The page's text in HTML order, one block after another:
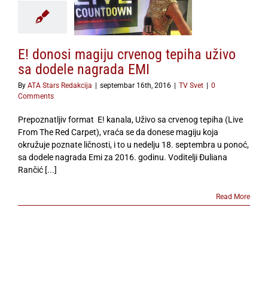
nagrada EMI
E! donosi magiju crvenog tepiha uživo
sa dodele nagrada EMI
By ATA Stars Redakcija septembar 16th, 2016 TV Svet
0
Comments
Prepoznatljiv format E! kanala, Uživo sa crvenog tepiha (Live
From The Red Carpet), vraća se da donese magiju koja
okružuje poznate ličnosti, i to u nedelju 18. septembra u ponoć,
sa dodele nagrada Emi za 2016. godinu. Voditelji Đuliana
Rančić [...]
Read More